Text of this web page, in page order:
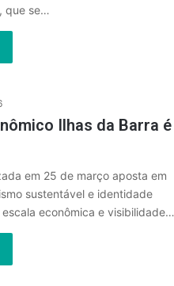
que se…
Ilhas da Barra é
em 25 de março aposta em
sustentável e identidade
econômica e visibilidade…